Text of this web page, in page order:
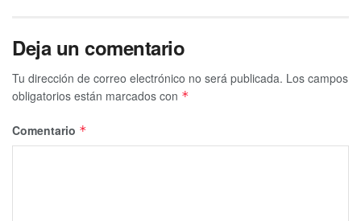
Deja un comentario
Tu dirección de correo electrónico no será publicada. Los campos
obligatorios están marcados con *
Comentario *